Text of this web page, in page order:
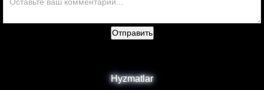
Отправить
Hyzmatlar